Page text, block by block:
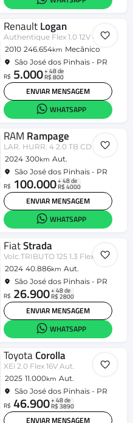
RenaultLogan
Authentique Flex 1.0 12V 4p
2010 246.654km Mecânico
São José dos Pinhais - PR
R$ 5.000+ 48 de
R$ 800
ENVIAR MENSAGEM
WHATSAPP
RAM Rampage
LAR. HURR. 4 2.0 TB CD 4X4 Aut.
2024 300km Aut.
São José dos Pinhais - PR
R$ 100.000+ 48 de
R$ 4000
ENVIAR MENSAGEM
WHATSAPP
FiatStrada
Volc.TRIBUTO 125 1.3 Flex CD Aut.
2024 40.886km Aut.
São José dos Pinhais - PR
R$ 26.900+ 48 de
R$ 2800
ENVIAR MENSAGEM
WHATSAPP
ToyotaCorolla
XEi 2.0 Flex 16V Aut.
2025 11.000km Aut.
São José dos Pinhais - PR
R$ 46.900+ 48 de
R$ 3890
ENVIAR MENSAGEM